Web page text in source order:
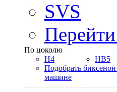
SVS
По цоколю
H4
HB5
Подобрать
машине